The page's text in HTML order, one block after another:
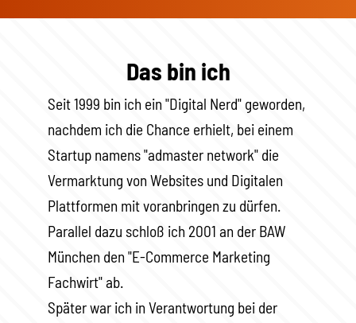
Das bin ich
Seit 1999 bin ich ein "Digital Nerd" geworden,
nachdem ich die Chance erhielt, bei einem
Startup namens "admaster network" die
Vermarktung von Websites und Digitalen
Plattformen mit voranbringen zu dürfen.
Parallel dazu schloß ich 2001 an der BAW
München den "E-Commerce Marketing
Fachwirt" ab.
Später war ich in Verantwortung bei der